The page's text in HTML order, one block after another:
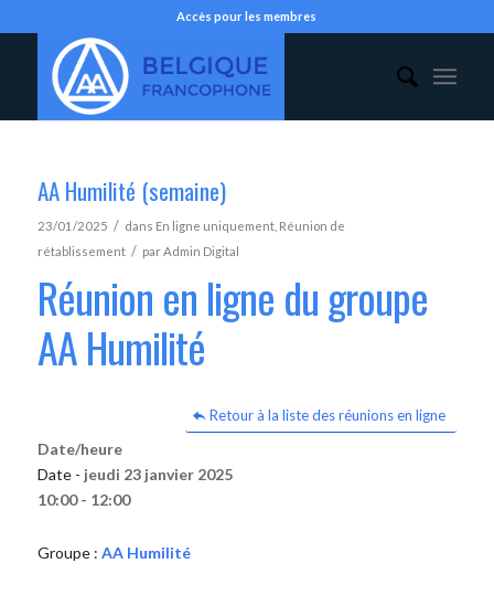
Accès pour les membres
AA Humilité (semaine)
23/01/2025 / dans En ligne uniquement, Réunion de
rétablissement / parAdmin Digital
Réunion en ligne du groupe
AA Humilité
Retour à la liste des réunions en ligne
Date/heure
Date - jeudi 23 janvier 2025
10:00 - 12:00
Groupe : AA Humilité